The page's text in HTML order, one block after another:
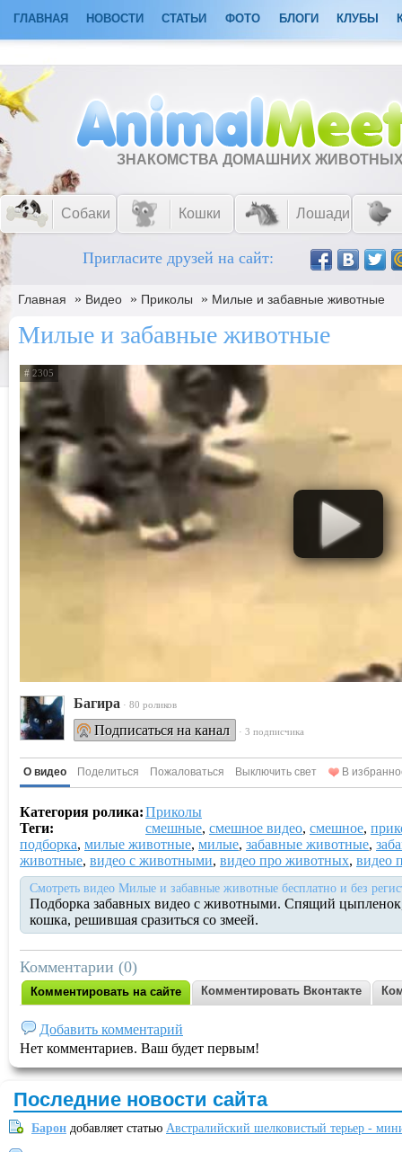
ГЛАВНАЯ НОВОСТИ СТАТЬИ ФОТО БЛОГИ КЛУБЫ
ЗНАКОМСТВА ДОМАШНИХ
Собаки Кошки Лошади
Пригласите друзей на сайт:
Главная » Видео » Приколы » Милые и забавные животные
Милые и забавные животные
# 2305
Багира · 80 роликов
Подписаться на канал · 3 подписчика
О видео Поделиться Пожаловаться Выключить свет В
Категория ролика:Приколы
Теги:
смешные, смешное видео, смешное,
подборка, милые животные, милые, забавные животные,
животные, видео с животными, видео про животных, видео
Смотреть видео Милые и забавные животные бесплатно и без
Подборка забавных видео с животными. Спящий
кошка, решившая сразиться со змеей.
Комментарии (0)
Комментировать на сайте Комментировать Вконтакте
Добавить комментарий
Нет комментариев. Ваш будет первым!
Последние новости сайта
Барон добавляет статью Австралийский шелковистый терьер -